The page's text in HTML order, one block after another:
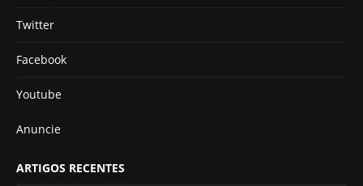
Twitter
Facebook
Youtube
Anuncie
ARTIGOS RECENTES